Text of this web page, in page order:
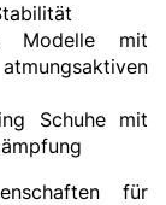
Modelle mit
Schuhe mit
für